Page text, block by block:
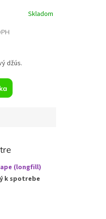
Skladom
džús.
(longfill)
k spotrebe